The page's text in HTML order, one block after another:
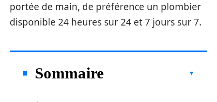
portée de main, de préférence un plombier
disponible 24 heures sur 24 et 7 jours sur 7.
Sommaire